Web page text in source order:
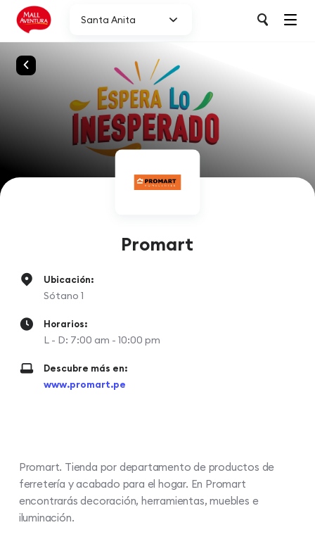
Santa Anita
Promart
Ubicación:
Sótano 1
Horarios:
L - D: 7:00 am - 10:00 pm
Descubre más en:
www.promart.pe
Promart. Tienda por departamento de productos de
ferretería y acabado para el hogar. En Promart
encontrarás decoración, herramientas, muebles e
iluminación.